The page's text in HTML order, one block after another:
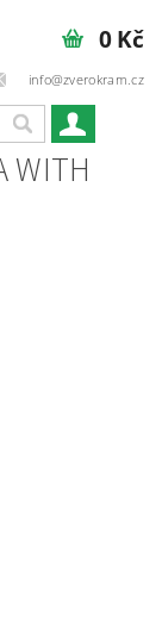
info@zverokram.cz
0 Kč
WITH